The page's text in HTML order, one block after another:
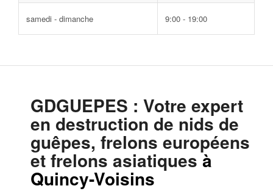
samedi - dimanche 9:00 - 19:00
GDGUEPES : Votre expert
en destruction de nids de
guêpes, frelons européens
et frelons asiatiquesà
Quincy-Voisins